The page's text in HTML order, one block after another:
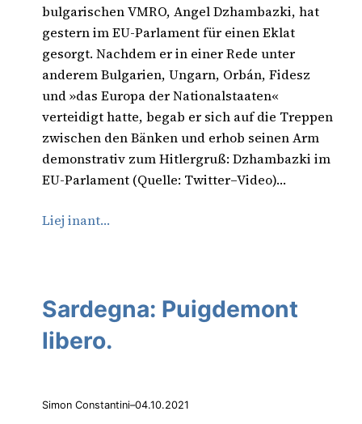
bulgarischen VMRO, Angel Dzhambazki, hat
gestern im EU-Parlament für einen Eklat
gesorgt. Nachdem er in einer Rede unter
anderem Bulgarien, Ungarn, Orbán, Fidesz
und »das Europa der Nationalstaaten«
verteidigt hatte, begab er sich auf die Treppen
zwischen den Bänken und erhob seinen Arm
demonstrativ zum Hitlergruß: Dzhambazki im
EU-Parlament (Quelle: Twitter–Video)…
Liej inant…
Sardegna: Puigdemont
libero.
Simon Constantini–04.10.2021